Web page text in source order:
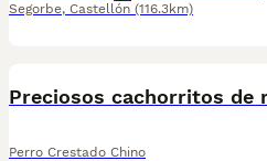
Segorbe, Castellón (116.3km)
Preciosos cachorritos de
Perro Crestado Chino